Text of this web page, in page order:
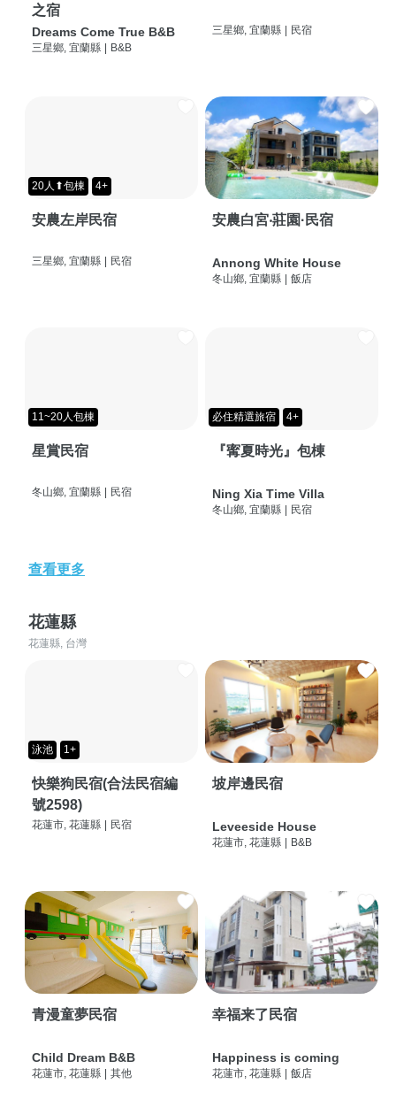
之宿
Dreams Come True B&B
三星鄉, 宜蘭縣 | B&B
三星鄉, 宜蘭縣 | 民宿
20人⬆包棟 4+
安農左岸民宿
三星鄉, 宜蘭縣 | 民宿
安農白宮‧莊園·民宿
Annong White House
冬山鄉, 宜蘭縣 | 飯店
11~20人包棟
星賞民宿
冬山鄉, 宜蘭縣 民宿
必住精選旅宿 4+
『寗夏時光』包棟
Ning Xia Time Villa
冬山鄉, 宜蘭縣 民宿
查看更多
花蓮縣
花蓮縣, 台灣
泳池 1+
快樂狗民宿(合法民宿編
號2598)
花蓮市, 花蓮縣 民宿
坡岸邊民宿
Leveeside House
花蓮市, 花蓮縣 B&B
青漫童夢民宿
Child Dream B&B
花蓮市, 花蓮縣 其他
幸福来了民宿
Happiness is coming
花蓮市, 花蓮縣 飯店